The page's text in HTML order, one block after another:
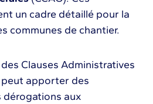
un cadre détaillé pour la
communes de chantier.
Clauses Administratives
peut apporter des
dérogations aux